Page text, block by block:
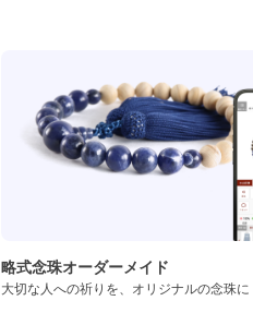
略式念珠オーダーメイド
大切な人への祈りを、オリジナルの念珠に